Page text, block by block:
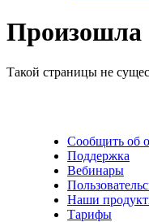
Произошла
Такой страницы не
Сообщить об
Поддержка
Вебинары
Наши
Тарифы